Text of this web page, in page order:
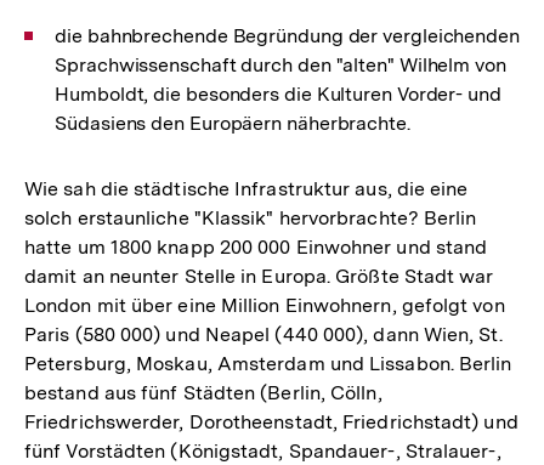
die bahnbrechende Begründung der vergleichenden
Sprachwissenschaft durch den "alten" Wilhelm von
Humboldt, die besonders die Kulturen Vorder- und
Südasiens den Europäern näherbrachte.
Wie sah die städtische Infrastruktur aus, die eine
solch erstaunliche "Klassik" hervorbrachte? Berlin
hatte um 1800 knapp 200 000 Einwohner und stand
damit an neunter Stelle in Europa. Größte Stadt war
London mit über eine Million Einwohnern, gefolgt von
Paris (580 000) und Neapel (440 000), dann Wien, St.
Petersburg, Moskau, Amsterdam und Lissabon. Berlin
bestand aus fünf Städten (Berlin, Cölln,
Friedrichswerder, Dorotheenstadt, Friedrichstadt) und
fünf Vorstädten (Königstadt, Spandauer-, Stralauer-,